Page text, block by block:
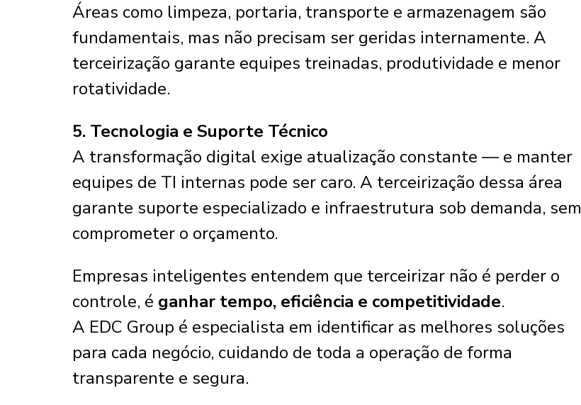
Áreas como limpeza, portaria, transporte e armazenagem são
fundamentais, mas não precisam ser geridas internamente. A
terceirização garante equipes treinadas, produtividade e menor
rotatividade.
5. Tecnologia e Suporte Técnico
A transformação digital exige atualização constante — e manter
equipes de TI internas pode ser caro. A terceirização dessa área
garante suporte especializado e infraestrutura sob demanda, sem
comprometer o orçamento.
Empresas inteligentes entendem que terceirizar não é perder o
controle, é ganhar tempo, eficiência e competitividade.
A EDC Group é especialista em identificar as melhores soluções
para cada negócio, cuidando de toda a operação de forma
transparente e segura.